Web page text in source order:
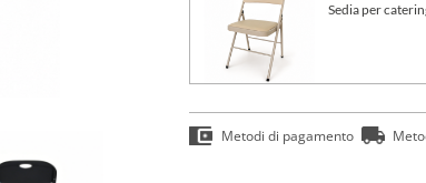
Sedia per
Metodi di pagamento